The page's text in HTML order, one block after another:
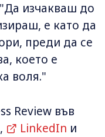
изчакваш до
е като да
преди да се
което е
воля."
Review във
, LinkedIn и